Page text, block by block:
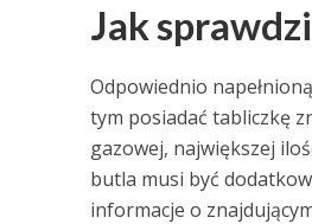
Jak
Odpowiednio
tym posiadać tabliczkę
gazowej, największej
butla musi być
informacje o